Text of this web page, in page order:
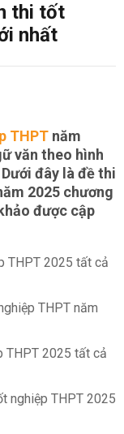
thi tốt
nhất
THPT năm
văn theo hình
đây là đề thi
2025 chương
được cập
THPT 2025 tất cả
THPT năm
THPT 2025 tất cả
nghiệp THPT 2025